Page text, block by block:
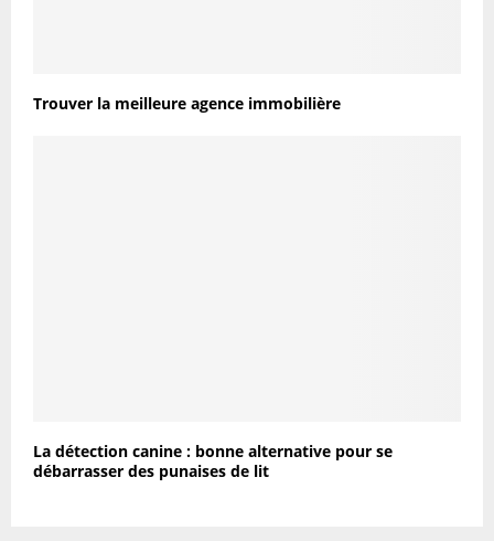
Trouver la meilleure agence immobilière
La détection canine : bonne alternative pour se
débarrasser des punaises de lit